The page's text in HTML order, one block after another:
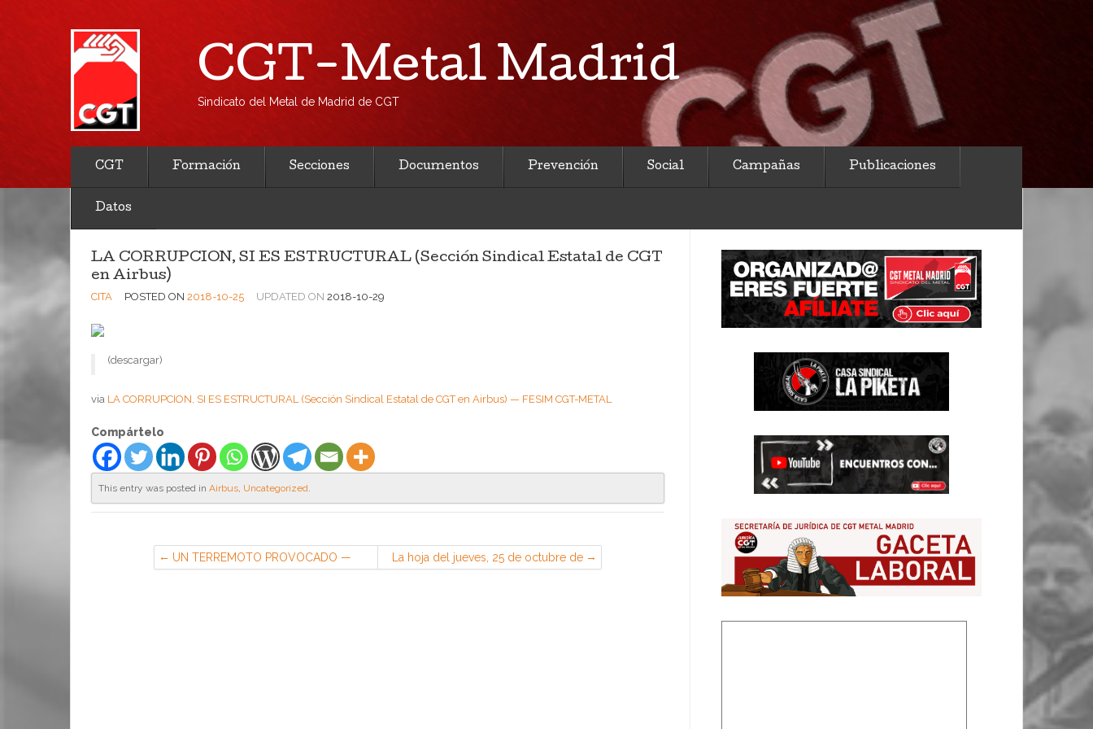
CGT-Metal Madrid
Sindicato del Metal de Madrid de CGT
CGT Formación Secciones Documentos Prevención Social Campañas Publicaciones
Datos
LA CORRUPCION, SI ES ESTRUCTURAL (Sección Sindical Estatal de CGT
en Airbus)
CITA POSTED ON 2018-10-25 UPDATED ON 2018-10-29
(descargar)
via LA CORRUPCION, SI ES ESTRUCTURAL (Sección Sindical Estatal de CGT en Airbus) — FESIM CGT-METAL
Compártelo
This entry was posted in Airbus, Uncategorized.
UN TERREMOTO PROVOCADO —
FESIM CGT-METAL
La hoja del jueves, 25 de octubre de
2018 (Sección Sindical de CGT en